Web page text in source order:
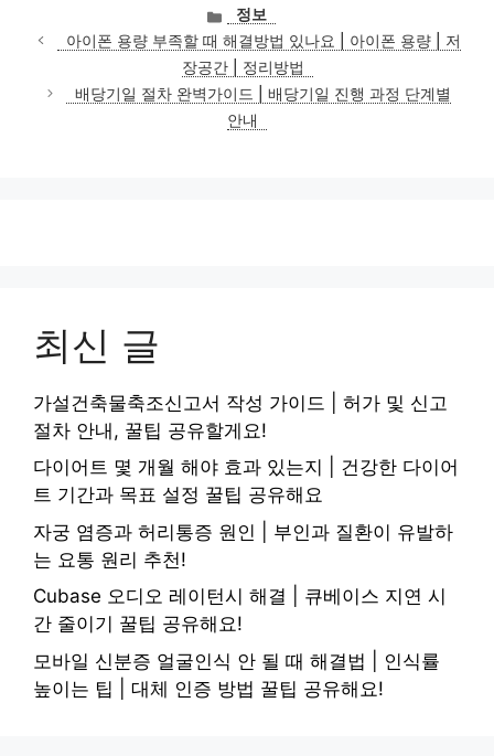
카
테
고
리
정보
아이폰 용량 부족할 때 해결방법 있나요 | 아이폰 용량 | 저
장공간 | 정리방법
배당기일 절차 완벽가이드 | 배당기일 진행 과정 단계별
안내
최신 글
가설건축물축조신고서 작성 가이드 | 허가 및 신고
절차 안내, 꿀팁 공유할게요!
다이어트 몇 개월 해야 효과 있는지 | 건강한 다이어
트 기간과 목표 설정 꿀팁 공유해요
자궁 염증과 허리통증 원인 | 부인과 질환이 유발하
는 요통 원리 추천!
Cubase 오디오 레이턴시 해결 | 큐베이스 지연 시
간 줄이기 꿀팁 공유해요!
모바일 신분증 얼굴인식 안 될 때 해결법 | 인식률
높이는 팁 | 대체 인증 방법 꿀팁 공유해요!